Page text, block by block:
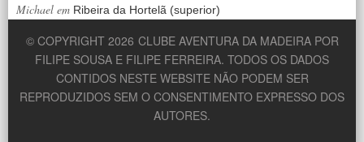
Michael em Ribeira da Hortelã (superior)
© COPYRIGHT 2026 CLUBE AVENTURA DA MADEIRA POR
FILIPE SOUSA E FILIPE FERREIRA. TODOS OS DADOS
CONTIDOS NESTE WEBSITE NÃO PODEM SER
REPRODUZIDOS SEM O CONSENTIMENTO EXPRESSO DOS
AUTORES.